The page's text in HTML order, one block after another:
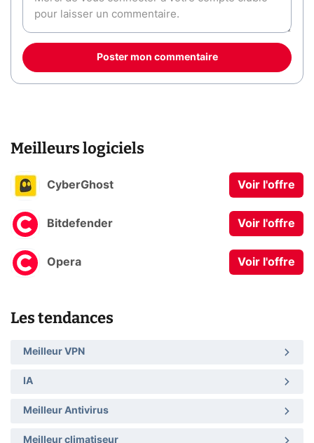
Poster mon commentaire
Meilleurs logiciels
CyberGhost Voir l'offre
Bitdefender Voir l'offre
Opera Voir l'offre
Les tendances
Meilleur VPN
IA
Meilleur Antivirus
Meilleur climatiseur